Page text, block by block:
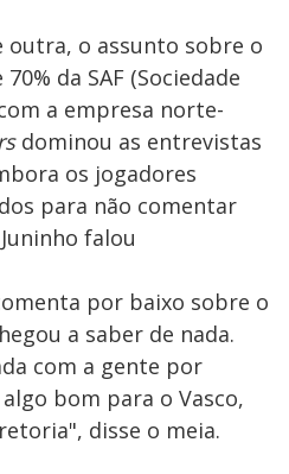
outra, o assunto sobre o
70% da SAF (Sociedade
a empresa norte-
dominou as entrevistas
os jogadores
para não comentar
falou
por baixo sobre o
a saber de nada.
com a gente por
bom para o Vasco,
disse o meia.